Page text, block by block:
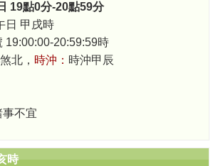
19點0分-20點59分
日 甲戌時
19:00:00-20:59:59時
煞北， 時沖： 時沖甲辰
事不宜
時